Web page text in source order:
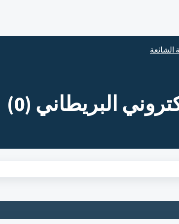
الشائعة
البريطاني (0)